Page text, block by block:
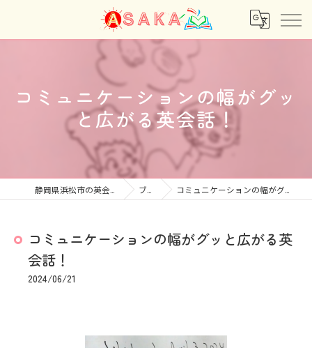
コミュニケーションの幅がグッ
と広がる英会話！
ブログ コミュニケーションの幅がグッと広がる英会話！
コミュニケーションの幅がグッと広がる英
会話！
2024/06/21